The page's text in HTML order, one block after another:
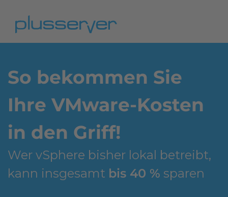
So bekommen Sie
Ihre VMware‑Kosten
in den Griff!
Wer vSphere bisher lokal betreibt,
kann insgesamt bis 40 % sparen